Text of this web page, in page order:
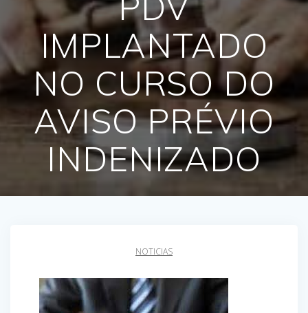
IMPLANTADO
NO CURSO DO
AVISO PRÉVIO
INDENIZADO
NOTICIAS